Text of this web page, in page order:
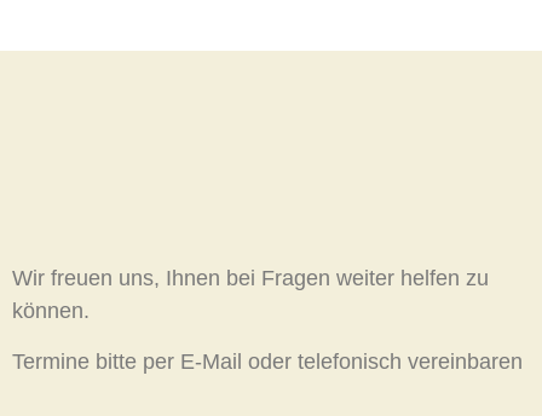
Wir freuen uns, Ihnen bei Fragen weiter helfen zu
können.
Termine bitte per E-Mail oder telefonisch vereinbaren